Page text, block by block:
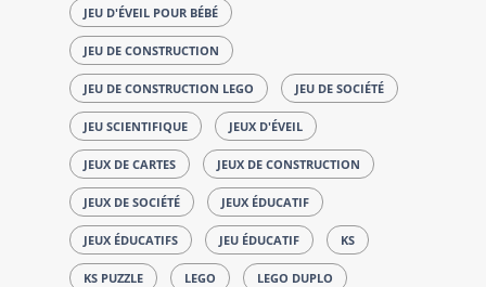
JEU D'ÉVEIL POUR BÉBÉ
JEU DE CONSTRUCTION
JEU DE CONSTRUCTION LEGO JEU DE SOCIÉTÉ
JEU SCIENTIFIQUE JEUX D'ÉVEIL
JEUX DE CARTES JEUX DE CONSTRUCTION
JEUX DE SOCIÉTÉ JEUX ÉDUCATIF
JEUX ÉDUCATIFS JEU ÉDUCATIF KS
KS PUZZLE LEGO LEGO DUPLO